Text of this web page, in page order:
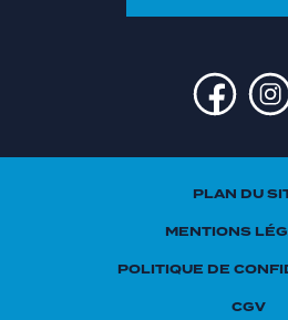
PLAN DU
MENTIONS
POLITIQUE DE
CGV